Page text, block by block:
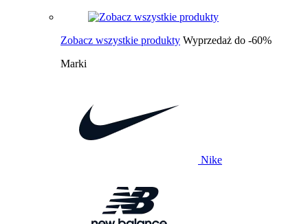
Zobacz wszystkie produkty Wyprzedaż do -60%
Marki
Nike